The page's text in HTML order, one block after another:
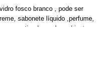
fosco branco , pode ser
sabonete líquido ,perfume,
aromatizadores de ambiente .